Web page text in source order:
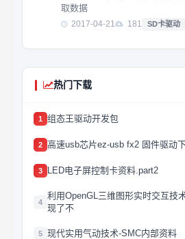
取数据
2017-04-21 181 SD卡驱动
热门下载
1 组态王驱动开发包
2 高速usb芯片ez-usb fx2 固件驱动
3 LED电子屏控制卡资料.part2
4
利用OpenGL三维图形实时交互技
现了不
5 现代实用气动技术-SMC内部资料